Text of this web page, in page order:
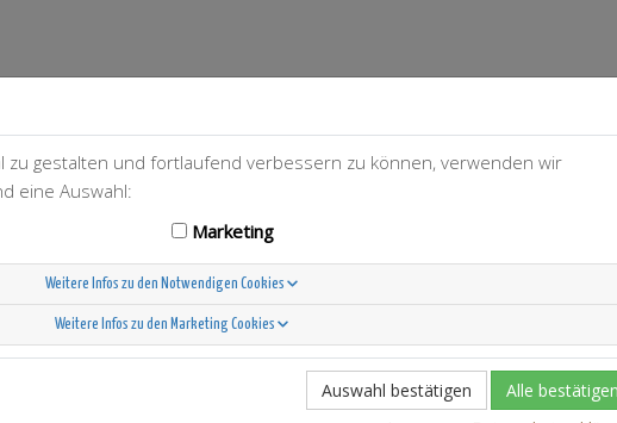
136
37
Scandinavian Sunshine
zu gestalten und fortlaufend verbessern zu können, verwenden wir
eine Auswahl:
Marketing
Weitere Infos zu den Notwendigen Cookies
Weitere Infos zu den Marketing Cookies
Auswahl bestätigen Alle bestätigen